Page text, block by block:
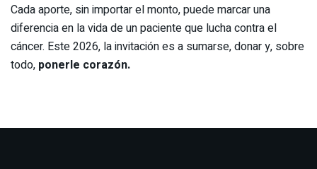
Cada aporte, sin importar el monto, puede marcar una
diferencia en la vida de un paciente que lucha contra el
cáncer. Este 2026, la invitación es a sumarse, donar y, sobre
todo, ponerle corazón.